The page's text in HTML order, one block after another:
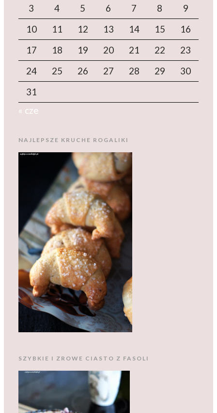
3
4 5 6 7 8
9
10
11 12 13 14 15
16
17
18 19 20 21 22
23
24
25 26 27 28 29
30
31
« cze
NAJLEPSZE KRUCHE ROGALIKI
SZYBKIE I ZROWE CIASTO Z FASOLI